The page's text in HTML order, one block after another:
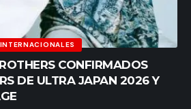
INTERNACIONALES
CONFIRMADOS
DE ULTRA JAPAN 2026 Y